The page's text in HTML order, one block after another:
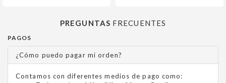
PREGUNTAS FRECUENTES
PAGOS
¿Cómo puedo pagar mi orden?
Contamos con diferentes medios de pago como: